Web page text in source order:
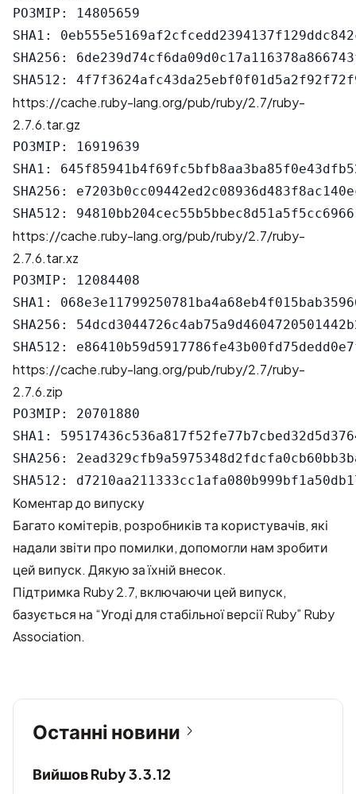
РОЗМІР: 14805659
SHA1:
SHA256:
https://cache.ruby-lang.org/pub/ruby/2.7/ruby-
2.7.6.tar.gz
РОЗМІР: 16919639
SHA1:
SHA256:
https://cache.ruby-lang.org/pub/ruby/2.7/ruby-
2.7.6.tar.xz
РОЗМІР: 12084408
SHA1:
SHA256:
https://cache.ruby-lang.org/pub/ruby/2.7/ruby-
2.7.6.zip
РОЗМІР: 20701880
SHA1:
SHA256:
Коментар до випуску
Багато комітерів, розробників та користувачів, які
надали звіти про помилки, допомогли нам зробити
цей випуск. Дякую за їхній внесок.
Підтримка Ruby 2.7, включаючи цей випуск,
базується на “Угоді для стабільної версії Ruby” Ruby
Association.
Останні новини
Вийшов Ruby 3.3.12